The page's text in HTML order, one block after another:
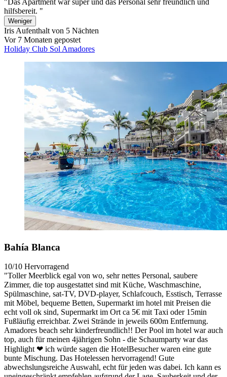
"Das Apartment war super und das Personal sehr freundlich und
hilfsbereit. "
Weniger
Iris Aufenthalt von 5 Nächten
Vor 7 Monaten gepostet
Holiday Club Sol Amadores
Bahía Blanca
10/10 Hervorragend
"Toller Meerblick egal von wo, sehr nettes Personal, saubere
Zimmer, die top ausgestattet sind mit Küche, Waschmaschine,
Spülmaschine, sat-TV, DVD-player, Schlafcouch, Esstisch, Terrasse
mit Möbel, bequeme Betten, Supermarkt im hotel mit Preisen die
echt voll ok sind, Supermarkt im Ort ca 5€ mit Taxi oder 15min
Fußläufig erreichbar. Zwei Strände in jeweils 600m Entfernung.
Amadores beach sehr kinderfreundlich!! Der Pool im hotel war auch
top, auch für meinen 4jährigen Sohn - die Schaumparty war das
Highlight ❤ ich würde sagen die HotelBesucher waren eine gute
bunte Mischung. Das Hotelessen hervorragend! Gute
abwechslungsreiche Auswahl, echt für jeden was dabei. Ich kann es